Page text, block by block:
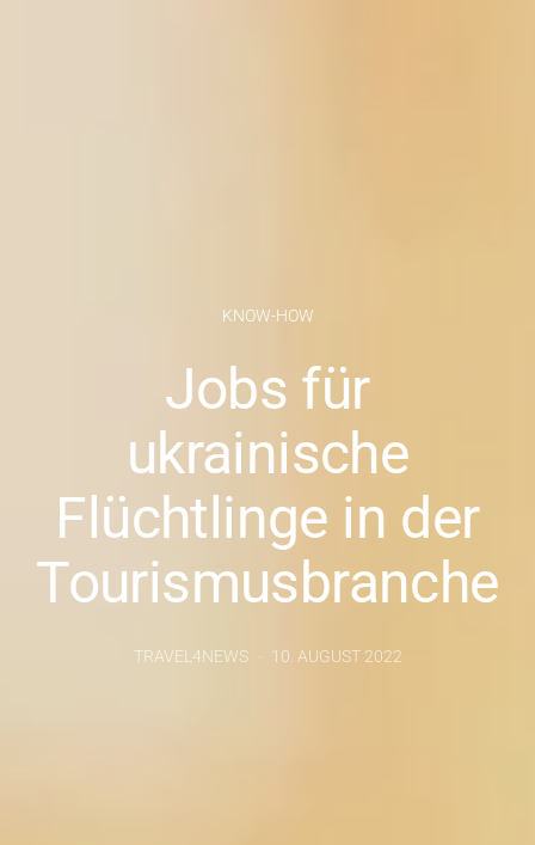
KNOW-HOW
Jobs für
ukrainische
Flüchtlinge in der
Tourismusbranche
TRAVEL4NEWS 10. AUGUST 2022